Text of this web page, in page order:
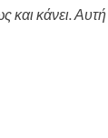
κάνει. Αυτή